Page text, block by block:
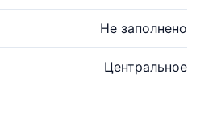
Не заполнено
Центральное